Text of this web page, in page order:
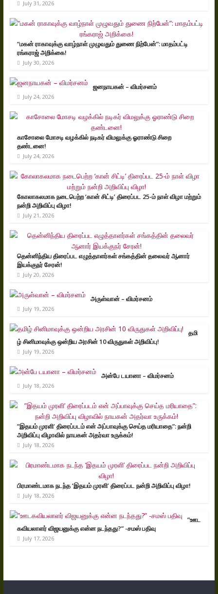
July 31, 2026
“மகன் ராகாவுக்கு வாழ்நாள் முழுவதும் துணை நிற்பேன்”: மாதம்பட்டி
ரங்கராஜ் அறிக்கை!
July 30, 2026
ஜனநாயகன் – விமர்சனம்
July 24, 2026
காசோலை மோசடி வழக்கில் நடிகர் விமலுக்கு ஓராண்டு சிறை
தண்டனை!
July 24, 2026
கோலாகலமாக நடைபெற்ற ‘கான் சிட்டி’ திரைப்பட 25-ம் நாள் விழா மற்றும்
நன்றி அறிவிப்பு விழா!
July 21, 2026
தென்னிந்திய திரைப்பட எழுத்தாளர்கள் சங்கத்தின் தலைவர் ஆனார்
இயக்குநர் சேரன்!
July 20, 2026
அருள்வான் – விமர்சனம்
July 19, 2026
தமி
ழ் சினிமாவுக்கு ஒன்றிய அரசின் 10 விருதுகள் அறிவிப்பு!
July 19, 2026
அன்பே டயானா – விமர்சனம்
July 18, 2026
”இதயம் முரளி’ திரைப்படம் என் அப்பாவுக்கு செய்த மரியாதை”: நன்றி
அறிவிப்பு விழாவில் நாயகன் அதர்வா உருக்கம்!
July 18, 2026
பிரமாண்டமாக நடந்த ‘இதயம் முரளி’ திரைப்பட நன்றி அறிவிப்பு விழா!
July 18, 2026
”ஊட
கவியலாளர் விஜயனுக்கு என்ன நடந்தது?” -சமஸ் பதிவு
July 17, 2026